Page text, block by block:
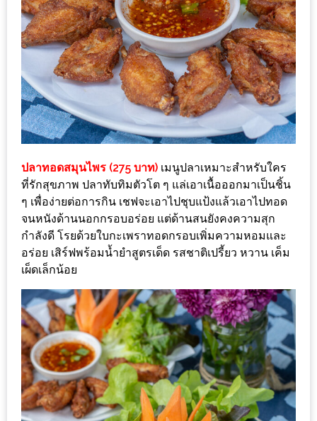
นโยบาย
ความ
เป็น
ส่วน
ตัว
นโยบาย
ความ
เป็น
ส่วน
ตัว
ประกาศ
ผล
ผู้
โชค
ดี
กับ
น้า
อ้วน
ครั้ง
ที่
ปลาทอดสมุนไพร (275 บาท) เมนูปลาเหมาะสำหรับใคร
ที่รักสุขภาพ ปลาทับทิมตัวโต ๆ แล่เอาเนื้อออกมาเป็นชิ้น
ๆ เพื่อง่ายต่อการกิน เชฟจะเอาไปชุบแป้งแล้วเอาไปทอด
จนหนังด้านนอกกรอบอร่อย แต่ด้านสนยังคงความสุก
กำลังดี โรยด้วยใบกะเพราทอดกรอบเพิ่มความหอมและ
อร่อย เสิร์ฟพร้อมน้ำยำสูตรเด็ด รสชาติเปรี้ยว หวาน เค็ม
เผ็ดเล็กน้อย